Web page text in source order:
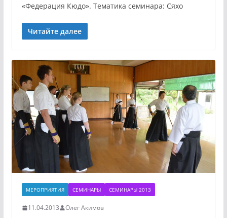
«Федерация Кюдо». Тематика семинара: Сяхо
Читайте далее
МЕРОПРИЯТИЯ СЕМИНАРЫ СЕМИНАРЫ 2013
11.04.2013 Олег Акимов